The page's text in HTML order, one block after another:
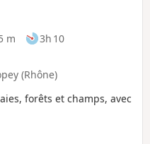
vers le
m
3h 10
(Rhône)
forêts et champs, avec